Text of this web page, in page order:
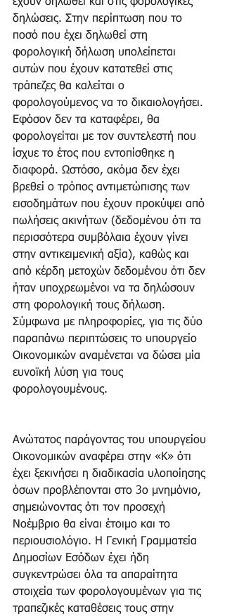
δηλώσεις. Στην περίπτωση που το
ποσό που έχει δηλωθεί στη
φορολογική δήλωση υπολείπεται
αυτών που έχουν κατατεθεί στις
τράπεζες θα καλείται ο
φορολογούμενος να το δικαιολογήσει.
Εφόσον δεν τα καταφέρει, θα
φορολογείται με τον συντελεστή που
ίσχυε το έτος που εντοπίσθηκε η
διαφορά. Ωστόσο, ακόμα δεν έχει
βρεθεί ο τρόπος αντιμετώπισης των
εισοδημάτων που έχουν προκύψει από
πωλήσεις ακινήτων (δεδομένου ότι τα
περισσότερα συμβόλαια έχουν γίνει
στην αντικειμενική αξία), καθώς και
από κέρδη μετοχών δεδομένου ότι δεν
ήταν υποχρεωμένοι να τα δηλώσουν
στη φορολογική τους δήλωση.
Σύμφωνα με πληροφορίες, για τις δύο
παραπάνω περιπτώσεις το υπουργείο
Οικονομικών αναμένεται να δώσει μία
ευνοϊκή λύση για τους
φορολογουμένους.
Ανώτατος παράγοντας του υπουργείου
Οικονομικών αναφέρει στην «Κ» ότι
έχει ξεκινήσει η διαδικασία υλοποίησης
όσων προβλέπονται στο 3ο μνημόνιο,
σημειώνοντας ότι τον προσεχή
Νοέμβριο θα είναι έτοιμο και το
περιουσιολόγιο. Η Γενική Γραμματεία
Δημοσίων Εσόδων έχει ήδη
συγκεντρώσει όλα τα απαραίτητα
στοιχεία των φορολογουμένων για τις
τραπεζικές καταθέσεις τους στην